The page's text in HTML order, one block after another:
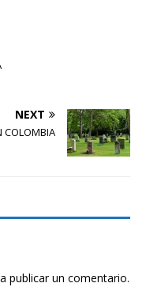
NEXT
COLOMBIA
publicar un comentario.